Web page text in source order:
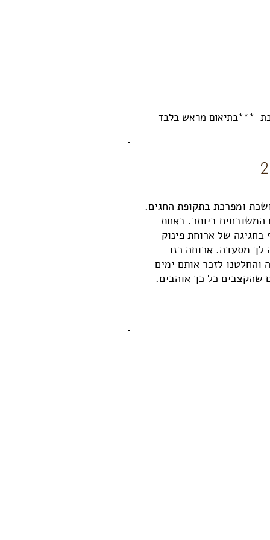
ומפרכת בתקופת החגים.
המשובחים ביותר. באחת
של ארוחת פינוק
לך מסעדה. ארוחה כזו
לזכר אותם ימים
שהקצבים כל כך אוהבים.